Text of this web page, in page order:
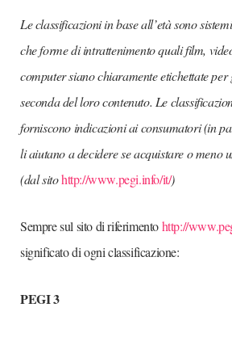
Le classificazioni in base all’età sono
che forme di intrattenimento quali film,
computer siano chiaramente etichettate
seconda del loro contenuto. Le
forniscono indicazioni ai consumatori (in
li aiutano a decidere se acquistare o meno
(dal sitohttp://www.pegi.info/it/)
Sempre sul sito di riferimentohttp://
significato di ogni classificazione:
PEGI 3